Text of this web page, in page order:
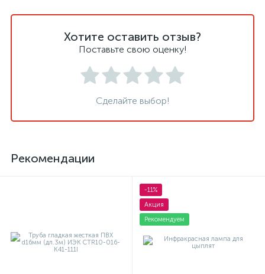
Хотите оставить отзыв?
Поставьте свою оценку!
Сделайте выбор!
Рекомендации
-11%
Акция
Рекомендуем